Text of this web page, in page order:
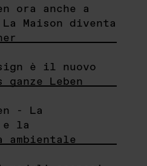
ora anche a
Maison diventa
è il nuovo
Leben
- La
la
ambientale